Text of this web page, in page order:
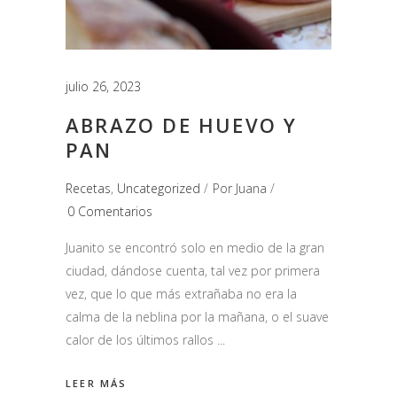
julio 26, 2023
ABRAZO DE HUEVO Y
PAN
Recetas, Uncategorized Por Juana
0 Comentarios
Juanito se encontró solo en medio de la gran
ciudad, dándose cuenta, tal vez por primera
vez, que lo que más extrañaba no era la
calma de la neblina por la mañana, o el suave
calor de los últimos rallos
LEER MÁS